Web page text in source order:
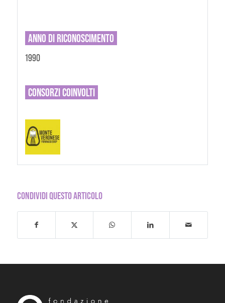
ANNO DI RICONOSCIMENTO
1990
CONSORZICOINVOLTI
CONDIVIDI QUESTO ARTICOLO